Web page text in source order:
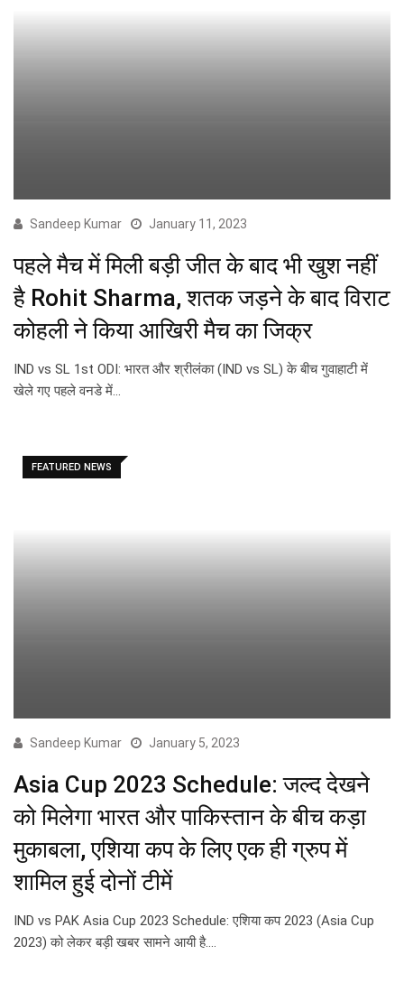
Sandeep Kumar January 11, 2023
पहले मैच में मिली बड़ी जीत के बाद भी खुश नहीं
है Rohit Sharma, शतक जड़ने के बाद विराट
कोहली ने किया आखिरी मैच का जिक्र
IND vs SL 1st ODI: भारत और श्रीलंका (IND vs SL) के बीच गुवाहाटी में
खेले गए पहले वनडे में…
FEATURED NEWS
Sandeep Kumar January 5, 2023
Asia Cup 2023 Schedule: जल्द देखने
को मिलेगा भारत और पाकिस्तान के बीच कड़ा
मुकाबला, एशिया कप के लिए एक ही ग्रुप में
शामिल हुई दोनों टीमें
IND vs PAK Asia Cup 2023 Schedule: एशिया कप 2023 (Asia Cup
2023) को लेकर बड़ी खबर सामने आयी है.…